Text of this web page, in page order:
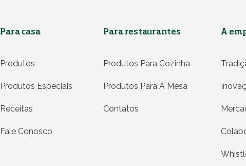
Para casa
Produtos
Produtos Especiais
Receitas
Fale Conosco
Para restaurantes
Produtos Para Cozinha
Produtos Para A Mesa
Contatos
A